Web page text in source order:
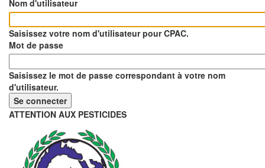
Nom d'utilisateur
Saisissez votre nom d'utilisateur pour CPAC.
Mot de passe
Saisissez le mot de passe correspondant à votre nom
d'utilisateur.
ATTENTION AUX PESTICIDES